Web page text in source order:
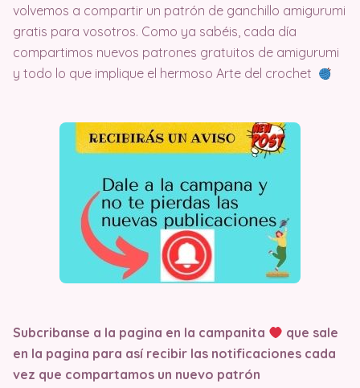
volvemos a compartir un patrón de ganchillo amigurumi
gratis para vosotros. Como ya sabéis, cada día
compartimos nuevos patrones gratuitos de amigurumi
y todo lo que implique el hermoso Arte del crochet
Subcribanse a la pagina en la campanita
que sale
en la pagina para así recibir las notificaciones cada
vez que compartamos un nuevo patrón